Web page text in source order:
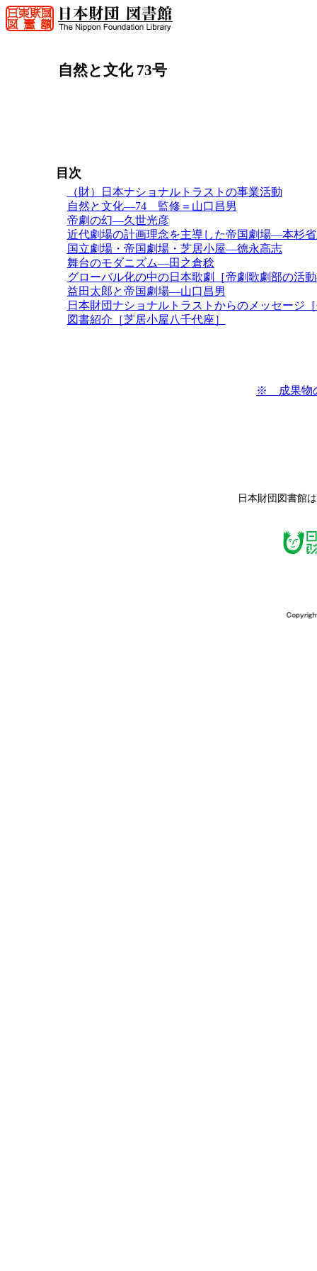
自然と文化 73号
目次
（財）日本ナショナルトラストの事業活動
自然と文化―74 監修＝山口昌男
帝劇の幻―久世光彦
近代劇場の計画理念を主導した帝国劇場―本杉
国立劇場・帝国劇場・芝居小屋―徳永高志
舞台のモダニズム―田之倉稔
グローバル化の中の日本歌劇［帝劇歌劇部の活
益田太郎と帝国劇場―山口昌男
日本財団ナショナルトラストからのメッセージ
図書紹介［芝居小屋八千代座］
※ 成果物
日本財団図書館